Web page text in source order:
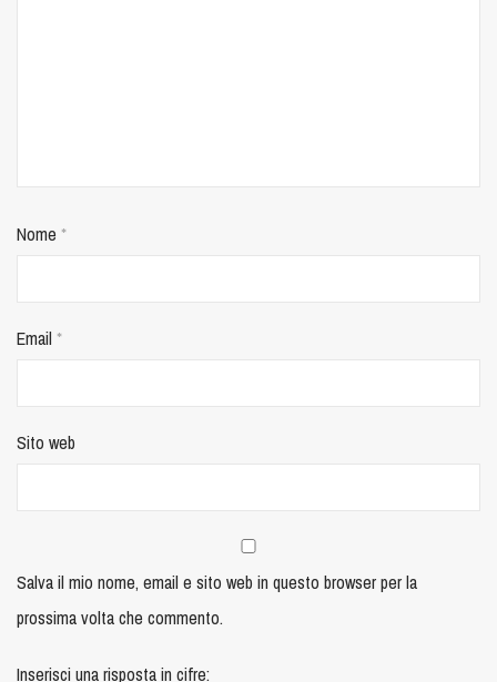
Nome *
Email *
Sito web
Salva il mio nome, email e sito web in questo browser per la
prossima volta che commento.
Inserisci una risposta in cifre: